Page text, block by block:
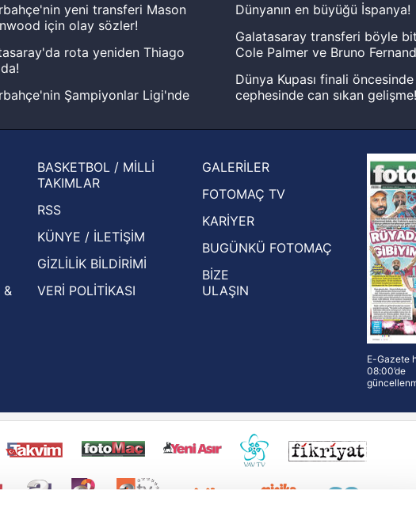
yeni transferi Mason
için olay sözler!
rota yeniden Thiago
Şampiyonlar Ligi'nde
elerlerse...
gündem olan manşetler!
UEFA Avrupa Ligi'nde 3. Ön
Turu muhtemel rakipleri belli oldu!
Dünyanın en büyüğü İspanya!
Galatasaray transferi böyle
Cole Palmer ve Bruno
Dünya Kupası finali
cephesinde can sıkan gelişme!
Hernan Crespo, Meksika Ligi
ekiplerinden Atlas'ın yeni
oldu
&
BASKETBOL / MİLLİ
TAKIMLAR
RSS
KÜNYE / İLETİŞİM
GİZLİLİK BİLDİRİMİ
VERİ POLİTİKASI
GALERİLER
FOTOMAÇ TV
KARİYER
BUGÜNKÜ FOTOMAÇ
BİZE
ULAŞIN
E-Gazete
08:00’de